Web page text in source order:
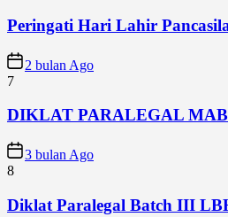
Peringati Hari Lahir
2 bulan Ago
7
DIKLAT PARALEGAL
3 bulan Ago
8
Diklat Paralegal Batch III